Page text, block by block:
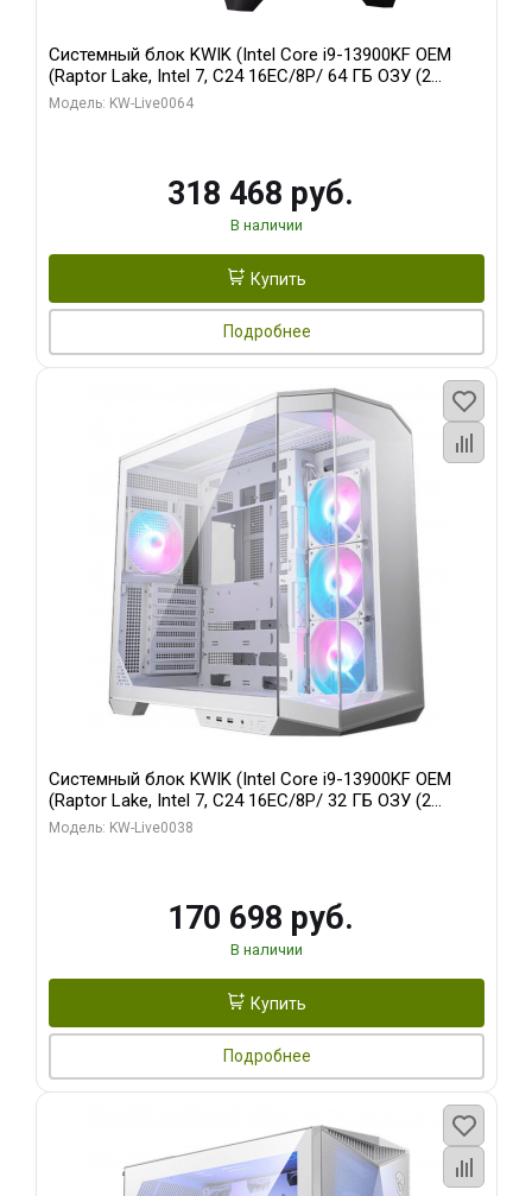
Системный блок KWIK (Intel Core i9-13900KF OEM
(Raptor Lake, Intel 7, C24 16EC/8P/ 64 ГБ ОЗУ (2
модуля)/ ASUS RTX5080 PROART OC 16GB GDDR7
Модель: KW-Live0064
318 468 руб.
В наличии
Купить
Подробнее
Системный блок KWIK (Intel Core i9-13900KF OEM
(Raptor Lake, Intel 7, C24 16EC/8P/ 32 ГБ ОЗУ (2
модуля)/ Gigabyte RX9070XT GAMING OC 16GB GDDR6
Модель: KW-Live0038
170 698 руб.
В наличии
Купить
Подробнее